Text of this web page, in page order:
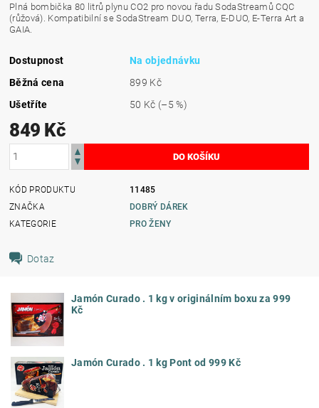
Plná bombička 80 litrů plynu CO2 pro novou řadu SodaStreamů CQC
(růžová). Kompatibilní se SodaStream DUO, Terra, E-DUO, E-Terra Art a
GAIA.
Dostupnost
Na objednávku
Běžná cena
899 Kč
Ušetříte
50 Kč (–5 %)
849 Kč
KÓD PRODUKTU
11485
ZNAČKA
DOBRÝ DÁREK
KATEGORIE
PRO ŽENY
Dotaz
Jamón Curado . 1 kg v originálním boxu za 999
Kč
Jamón Curado . 1 kg Pont od 999 Kč